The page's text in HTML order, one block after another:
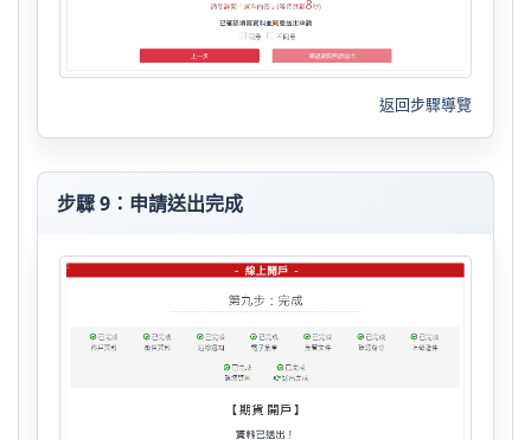
返回步驟導覽
步驟 9：申請送出完成